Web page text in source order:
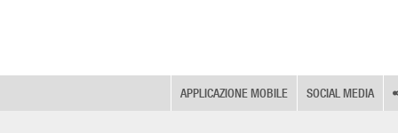
APPLICAZIONE MOBILE SOCIAL MEDIA